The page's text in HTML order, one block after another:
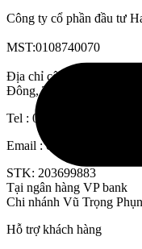
Công ty cổ phần đầu tư
MST:0108740070
Địa chỉ công ty: B04-L09
Đông, Tp.Hà Nội, Việt
Tel : 0963800396
Email :
STK: 203699883
Tại ngân hàng VP bank
Chi nhánh Vũ Trọng
Hỗ trợ khách hàng